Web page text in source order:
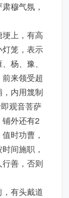
穆气氛，
上，有高
笼，表示
杨、豫、
来领受超
内用篾制
观音菩萨
外还有2
时功曹，
间施职，
善，否则
有头戴道